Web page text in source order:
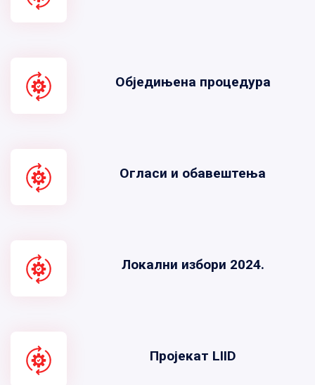
Обједињена процедура
Огласи и обавештења
Локални избори 2024.
Пројекат LIID